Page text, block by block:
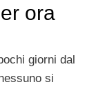
ora
giorni dal
si